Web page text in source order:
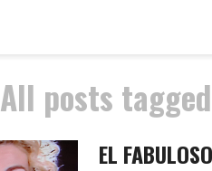
All posts
EL